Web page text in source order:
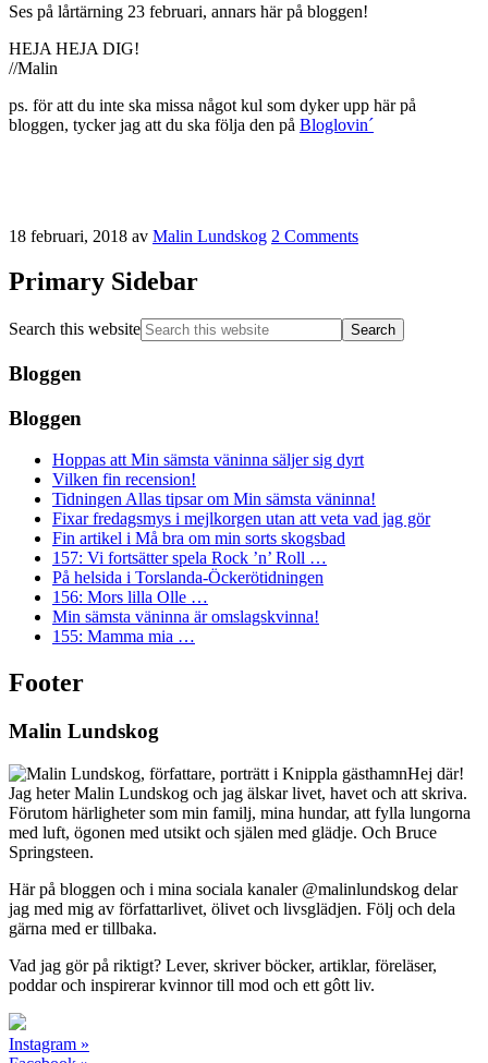
Ses på lårtärning 23 februari, annars här på bloggen!
HEJA HEJA DIG!
//Malin
ps. för att du inte ska missa något kul som dyker upp här på
bloggen, tycker jag att du ska följa den på Bloglovin´
18 februari, 2018 av Malin Lundskog 2 Comments
Primary Sidebar
Search this website
Bloggen
Bloggen
Hoppas att Min sämsta väninna säljer sig dyrt
Vilken fin recension!
Tidningen Allas tipsar om Min sämsta väninna!
Fixar fredagsmys i mejlkorgen utan att veta vad jag gör
Fin artikel i Må bra om min sorts skogsbad
157: Vi fortsätter spela Rock ’n’ Roll …
På helsida i Torslanda-Öckerötidningen
156: Mors lilla Olle …
Min sämsta väninna är omslagskvinna!
155: Mamma mia …
Footer
Malin Lundskog
Hej där!
Jag heter Malin Lundskog och jag älskar livet, havet och att skriva.
Förutom härligheter som min familj, mina hundar, att fylla lungorna
med luft, ögonen med utsikt och själen med glädje. Och Bruce
Springsteen.
Här på bloggen och i mina sociala kanaler @malinlundskog delar
jag med mig av författarlivet, ölivet och livsglädjen. Följ och dela
gärna med er tillbaka.
Vad jag gör på riktigt? Lever, skriver böcker, artiklar, föreläser,
poddar och inspirerar kvinnor till mod och ett gôtt liv.
Instagram »